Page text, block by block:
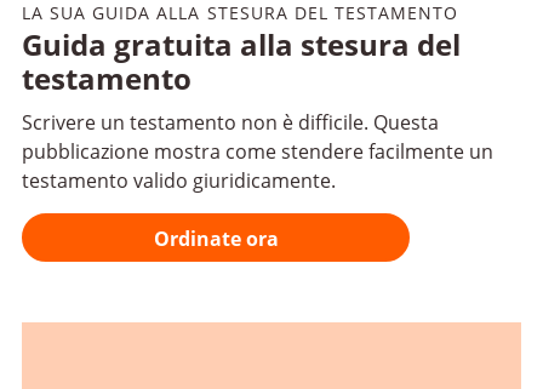
Guida gratuita alla stesura del
testamento
LA SUA GUIDA ALLA STESURA DEL TESTAMENTO
Scrivere un testamento non è difficile. Questa
pubblicazione mostra come stendere facilmente un
testamento valido giuridicamente.
Ordinate ora